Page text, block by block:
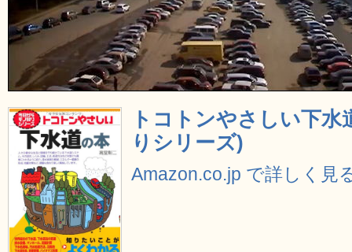
トコトンやさしい下
りシリーズ)
Amazon.co.jp で詳しく見